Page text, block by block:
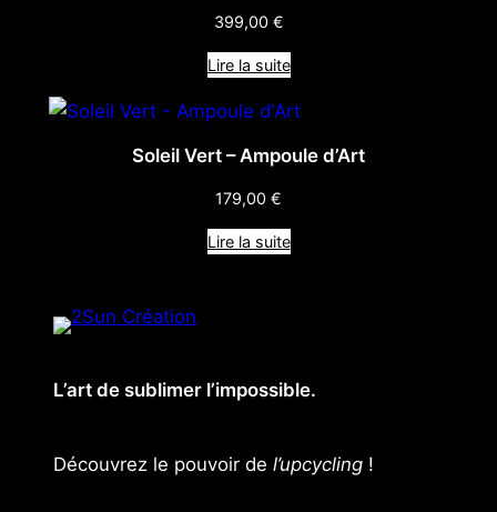
399,00 €
Lire la suite
Soleil Vert – Ampoule d’Art
179,00 €
Lire la suite
L’art de sublimer l’impossible.
Découvrez le pouvoir de l’upcycling !